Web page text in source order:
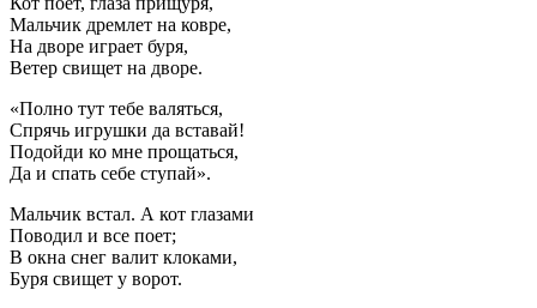
Мальчик дремлет на ковре,
На дворе играет буря,
Ветер свищет на дворе.
«Полно тут тебе валяться,
Спрячь игрушки да вставай!
Подойди ко мне прощаться,
Да и спать себе ступай».
Мальчик встал. А кот глазами
Поводил и все поет;
В окна снег валит клоками,
Буря свищет у ворот.